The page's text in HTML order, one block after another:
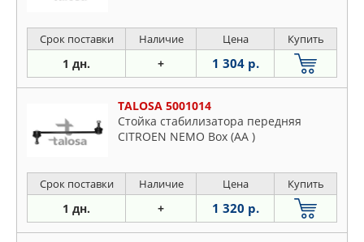
Срок поставки Наличие Цена Купить
1 дн. + 1 304 р.
TALOSA 5001014
Стойка стабилизатора передняя
CITROEN NEMO Box (AA )
Срок поставки Наличие Цена Купить
1 дн. + 1 320 р.